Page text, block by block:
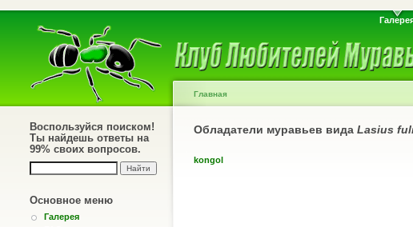
Воспользуйся поиском!
Ты найдешь ответы на
99% своих вопросов.
Основное меню
Галерея
Главная
Обладатели муравьев вида Lasius
kongol